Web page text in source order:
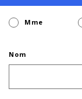
Mme
Nom